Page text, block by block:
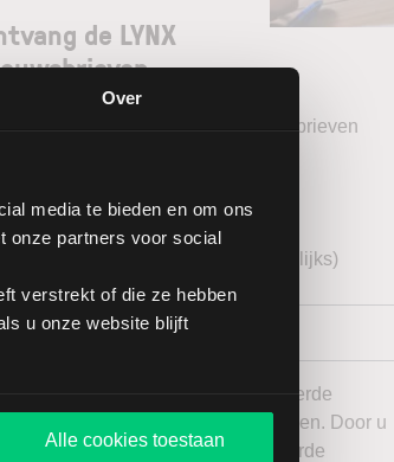
Over
media te bieden en om ons
onze partners voor social
verstrekt of die ze hebben
u onze website blijft
Alle cookies toestaan
de LYNX
uw gewenste LYNX Nieuwsbrieven
LYNX Morning Call (dagelijks)
Technische analyse BEL20 (wekelijks)
Ik wil graag de door mij geselecteerde
nieuwsbrieven van LYNX ontvangen. Door u
aan te melden voor de geselecteerde